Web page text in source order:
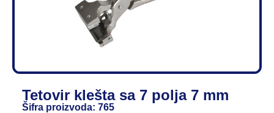
Tetovir klešta sa 7 polja 7 mm
Šifra proizvoda: 765